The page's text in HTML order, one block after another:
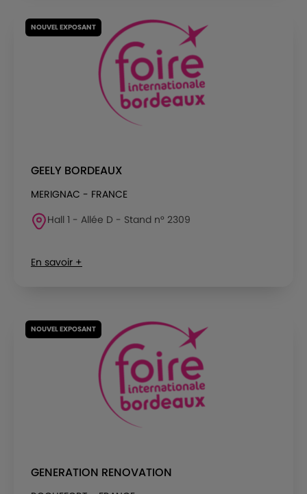
NOUVEL EXPOSANT
GEELY BORDEAUX
MERIGNAC - FRANCE
Hall 1 - Allée D - Stand n° 2309
En savoir +
NOUVEL EXPOSANT
GENERATION RENOVATION